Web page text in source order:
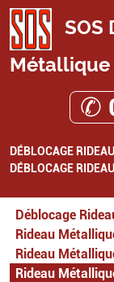
SOS
Métallique
✆
DÉBLOCAGE
DÉBLOCAGE
Déblocage
Rideau
Rideau
Rideau